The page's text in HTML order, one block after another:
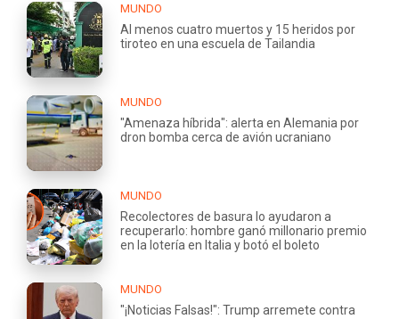
MUNDO
Al menos cuatro muertos y 15 heridos por
tiroteo en una escuela de Tailandia
MUNDO
"Amenaza híbrida": alerta en Alemania por
dron bomba cerca de avión ucraniano
MUNDO
Recolectores de basura lo ayudaron a
recuperarlo: hombre ganó millonario premio
en la lotería en Italia y botó el boleto
MUNDO
"¡Noticias Falsas!": Trump arremete contra